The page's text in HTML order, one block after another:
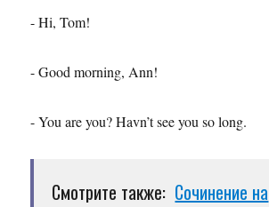
- Hi, Tom!
- Good morning, Ann!
- You are you? Havn’t see you so long.
Смотрите также: Сочинение на